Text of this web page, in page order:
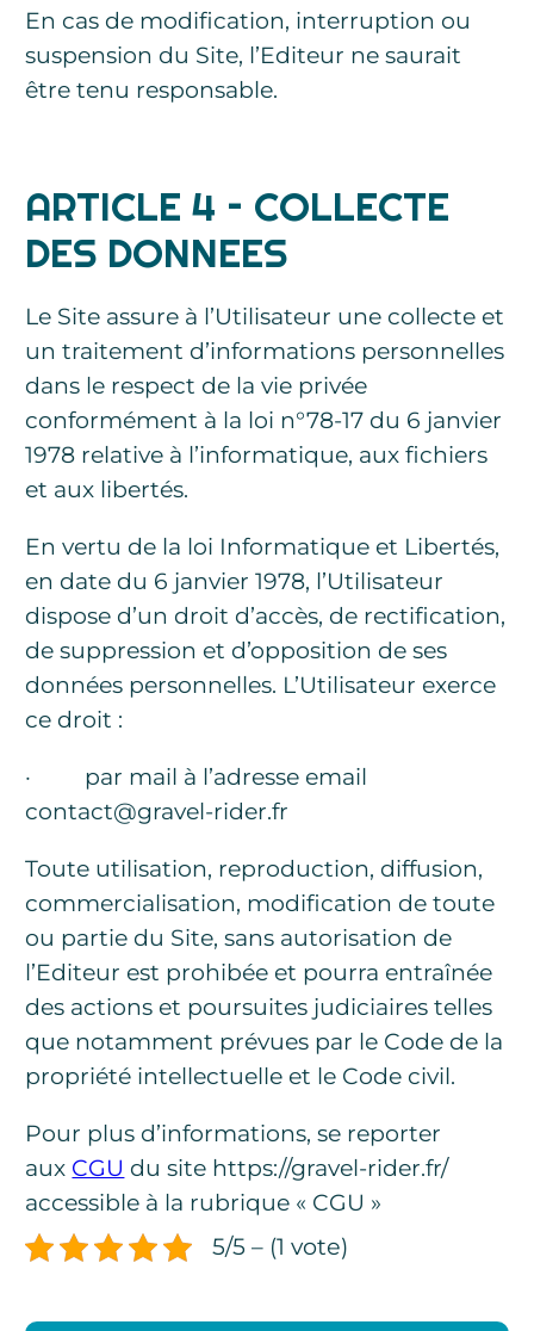
En cas de modification, interruption ou
suspension du Site, l’Editeur ne saurait
être tenu responsable.
ARTICLE 4 – COLLECTE
DES DONNEES
Le Site assure à l’Utilisateur une collecte et
un traitement d’informations personnelles
dans le respect de la vie privée
conformément à la loi n°78-17 du 6 janvier
1978 relative à l’informatique, aux fichiers
et aux libertés.
En vertu de la loi Informatique et Libertés,
en date du 6 janvier 1978, l’Utilisateur
dispose d’un droit d’accès, de rectification,
de suppression et d’opposition de ses
données personnelles. L’Utilisateur exerce
ce droit :
· par mail à l’adresse email
contact@gravel-rider.fr
Toute utilisation, reproduction, diffusion,
commercialisation, modification de toute
ou partie du Site , sans autorisation de
l’Editeur est prohibée et pourra entraînée
des actions et poursuites judiciaires telles
que notamment prévues par le Code de la
propriété intellectuelle et le Code civil.
Pour plus d’informations, se reporter
aux CGU du site https://gravel-rider.fr/
accessible à la rubrique « CGU »
5/5 – (1 vote)